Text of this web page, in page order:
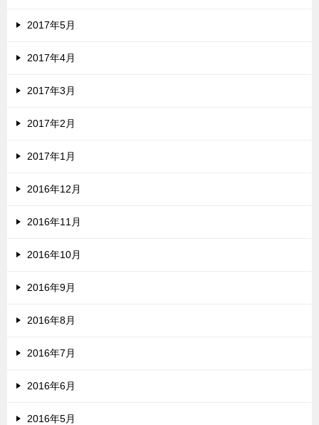
2017年5月
2017年4月
2017年3月
2017年2月
2017年1月
2016年12月
2016年11月
2016年10月
2016年9月
2016年8月
2016年7月
2016年6月
2016年5月